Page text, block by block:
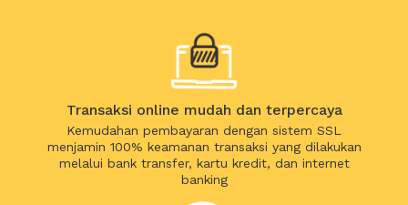
Transaksi online mudah dan terpercaya
Kemudahan pembayaran dengan sistem SSL
menjamin 100% keamanan transaksi yang dilakukan
melalui bank transfer, kartu kredit, dan internet
banking